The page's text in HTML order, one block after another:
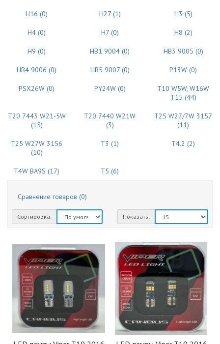
H16 (0) H27 (1) H3 (5)
H4 (0) H7 (0) H8 (2)
H9 (0) HB1 9004 (0) HB3 9005 (0)
HB4 9006 (0) HB5 9007 (0) P13W (0)
PSX26W (0) PY24W (0)
T10 W5W, W16W
T15 (44)
T20 7443 W21-5W
(15)
T20 7440 W21W
(3)
T25 W27/7W 3157
(11)
T25 W27W 3156
(10)
T3 (1) T4.2 (2)
T4W BA9S (17) T5 (6)
Сравнение товаров (0)
Сортировка: Показать: